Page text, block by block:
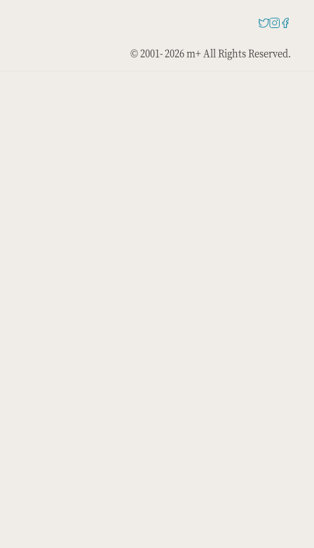
© 2001-2026 m+ All Rights Reserved.